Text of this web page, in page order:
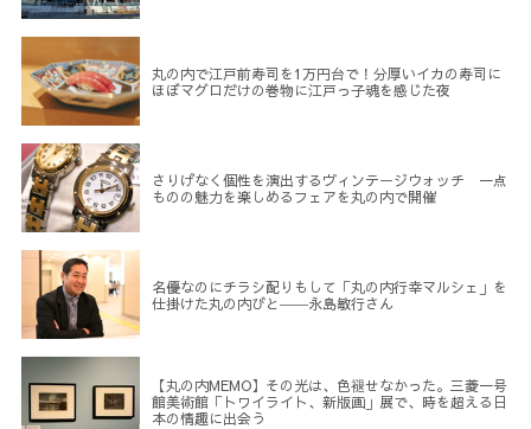
丸の内で江戸前寿司を1万円台で！分厚いイカの寿司に
ほぼマグロだけの巻物に江戸っ子魂を感じた夜
さりげなく個性を演出するヴィンテージウォッチ 一点
ものの魅力を楽しめるフェアを丸の内で開催
名優なのにチラシ配りもして「丸の内行幸マルシェ」を
仕掛けた丸の内びと――永島敏行さん
【丸の内MEMO】その光は、色褪せなかった。三菱一号
館美術館「トワイライト、新版画」展で、時を超える日
本の情趣に出会う